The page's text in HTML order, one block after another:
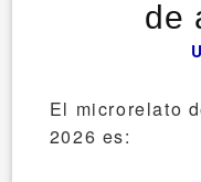
de
El microrelato
2026 es: